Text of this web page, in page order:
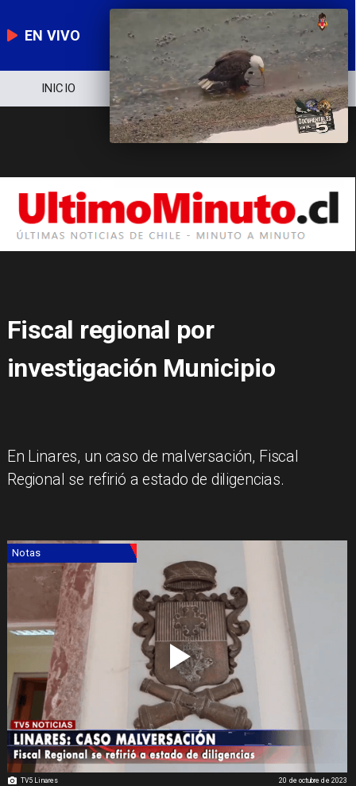
EN VIVO
NOTICIERO POLÍTICA ECONOMÍA
Fiscal regional por
investigación Municipio
​En Linares, un caso de malversación, Fiscal
Regional se refirió a estado de diligencias.
TV5 Linares
Notas
20 de octubre de 2023